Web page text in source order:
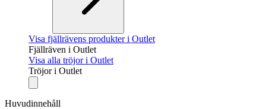
Visa fjällrävens produkter i Outlet
Fjällräven i Outlet
Visa alla tröjor i Outlet
Tröjor i Outlet
Huvudinnehåll